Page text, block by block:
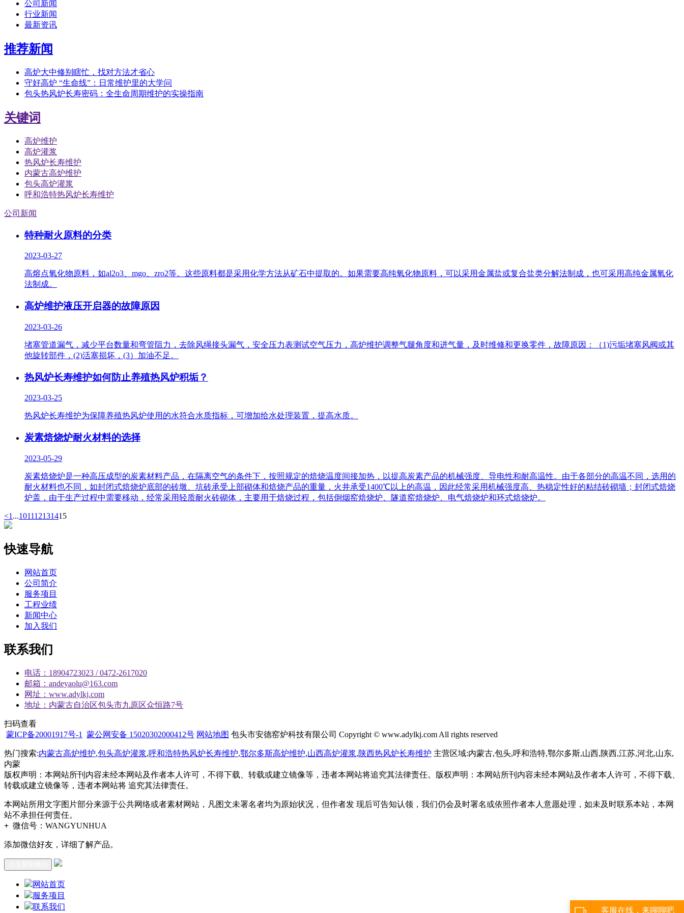
公司新闻
行业新闻
最新资讯
推荐新闻
高炉大中修别瞎忙，找对方法才省心
守好高炉 “生命线”：日常维护里的大学问
包头热风炉长寿密码：全生命周期维护的实操指南
关键词
高炉维护
高炉灌浆
热风炉长寿维护
内蒙古高炉维护
包头高炉灌浆
呼和浩特热风炉长寿维护
公司新闻
特种耐火原料的分类
2023-03-27
高熔点氧化物原料，如al2o3、mgo、zro2等。这些原料都是采用化学方法从矿石中提取的。如果需要高纯氧化物原料，可以采用金属盐或复合盐类分解法制成，也可采用高纯金属氧化
法制成。
高炉维护液压开启器的故障原因
2023-03-26
堵塞管道漏气，减少平台数量和弯管阻力，去除风绳接头漏气，安全压力表测试空气压力，高炉维护调整气腿角度和进气量，及时维修和更换零件，故障原因：（1)污垢堵塞风阀或其
他旋转部件，(2)活塞损坏，(3）加油不足。
热风炉长寿维护如何防止养殖热风炉积垢？
2023-03-25
热风炉长寿维护为保障养殖热风炉使用的水符合水质指标，可增加给水处理装置，提高水质。
炭素焙烧炉耐火材料的选择
2023-05-29
炭素焙烧炉是一种高压成型的炭素材料产品，在隔离空气的条件下，按照规定的焙烧温度间接加热，以提高炭素产品的机械强度、导电性和耐高温性。由于各部分的高温不同，选用的
耐火材料也不同，如封闭式焙烧炉底部的砖墩、坑砖承受上部砌体和焙烧产品的重量，火井承受1400℃以上的高温，因此经常采用机械强度高、热稳定性好的粘结砖砌墙；封闭式焙烧
炉盖，由于生产过程中需要移动，经常采用轻质耐火砖砌体，主要用于焙烧过程，包括倒烟窑焙烧炉、隧道窑焙烧炉、电气焙烧炉和环式焙烧炉。
<1 ...101112131415
快速导航
网站首页
公司简介
服务项目
工程业绩
新闻中心
加入我们
联系我们
电话：18904723023 / 0472-2617020
邮箱：andeyaolu@163.com
网址：www.adylkj.com
地址：内蒙古自治区包头市九原区众恒路7号
扫码查看
蒙ICP备20001917号-1
蒙公网安备 15020302000412号 网站地图 包头市安德窑炉科技有限公司 Copyright © www.adylkj.com All rights reserved
热门搜索:内蒙古高炉维护,包头高炉灌浆,呼和浩特热风炉长寿维护,鄂尔多斯高炉维护,山西高炉灌浆,陕西热风炉长寿维护 主营区域:内蒙古,包头,呼和浩特,鄂尔多斯,山西,陕西,江苏,河北,山东,
内蒙
版权声明：本网站所刊内容未经本网站及作者本人许可，不得下载、转载或建立镜像等，违者本网站将追究其法律责任。版权声明：本网站所刊内容未经本网站及作者本人许可，不得下载、
转载或建立镜像等，违者本网站将 追究其法律责任。
本网站所用文字图片部分来源于公共网络或者素材网站，凡图文未署名者均为原始状况，但作者发 现后可告知认领，我们仍会及时署名或依照作者本人意愿处理，如未及时联系本站，本网
站不承担任何责任。
+ 微信号： WANGYUNHUA
添加微信好友，详细了解产品。
网站首页
服务项目
联系我们